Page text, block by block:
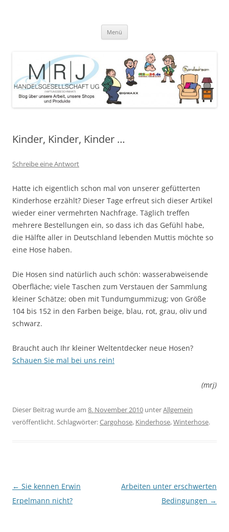
angebotene Produkte
Menü
Kinder, Kinder, Kinder …
Schreibe eine Antwort
Hatte ich eigentlich schon mal von unserer gefütterten
Kinderhose erzählt? Dieser Tage erfreut sich dieser Artikel
wieder einer vermehrten Nachfrage. Täglich treffen
mehrere Bestellungen ein, so dass ich das Gefühl habe,
die Hälfte aller in Deutschland lebenden Muttis möchte so
eine Hose haben.
Die Hosen sind natürlich auch schön: wasserabweisende
Oberfläche; viele Taschen zum Verstauen der Sammlung
kleiner Schätze; oben mit Tundumgummizug; von Größe
104 bis 152 in den Farben beige, blau, rot, grau, oliv und
schwarz.
Braucht auch Ihr kleiner Weltentdecker neue Hosen?
Schauen Sie mal bei uns rein!
(mrj)
Dieser Beitrag wurde am 8. November 2010 unterAllgemein
veröffentlicht. Schlagwörter:Cargohose, Kinderhose,Winterhose.
Beitragsnavigation
← Sie kennen Erwin
Erpelmann nicht?
Arbeiten unter erschwerten
Bedingungen →